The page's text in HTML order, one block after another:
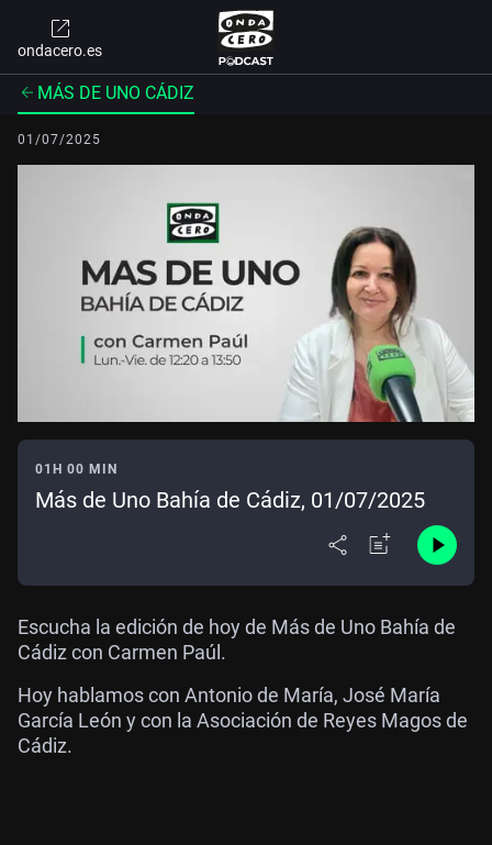
ondacero.es
MÁS DE UNO CÁDIZ
01/07/2025
01H 00 MIN
Más de Uno Bahía de Cádiz, 01/07/2025
Escucha la edición de hoy de Más de Uno Bahía de
Cádiz con Carmen Paúl.
Hoy hablamos con Antonio de María, José María
García León y con la Asociación de Reyes Magos de
Cádiz.